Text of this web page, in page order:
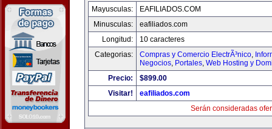
Mayusculas:
EAFILIADOS.COM
Minusculas:
eafiliados.com
Longitud:
10 caracteres
Categorias:
Compras y Comercio ElectrÃ³nico,
Negocios, Portales, Web Hosting y
Precio:
$899.00
Visitar!
eafiliados.com
Serán consideradas